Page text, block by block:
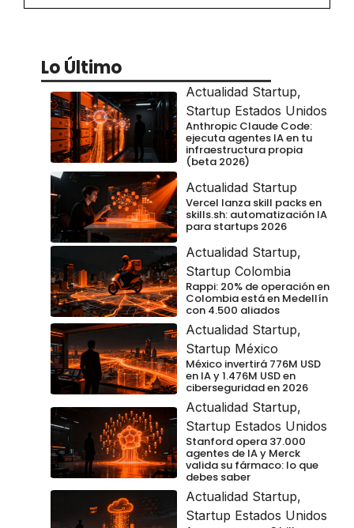
Lo Último
Actualidad Startup,
Startup Estados Unidos
Anthropic Claude Code:
ejecuta agentes IA en tu
infraestructura propia
(beta 2026)
Actualidad Startup
Vercel lanza skill packs en
skills.sh: automatización IA
para startups 2026
Actualidad Startup,
Startup Colombia
Rappi: 20% de operación en
Colombia está en Medellín
con 4.500 aliados
Actualidad Startup,
Startup México
México invertirá 776M USD
en IA y 1.476M USD en
ciberseguridad en 2026
Actualidad Startup,
Startup Estados Unidos
Stanford opera 37.000
agentes de IA y Merck
valida su fármaco: lo que
debes saber
Actualidad Startup,
Startup Estados Unidos